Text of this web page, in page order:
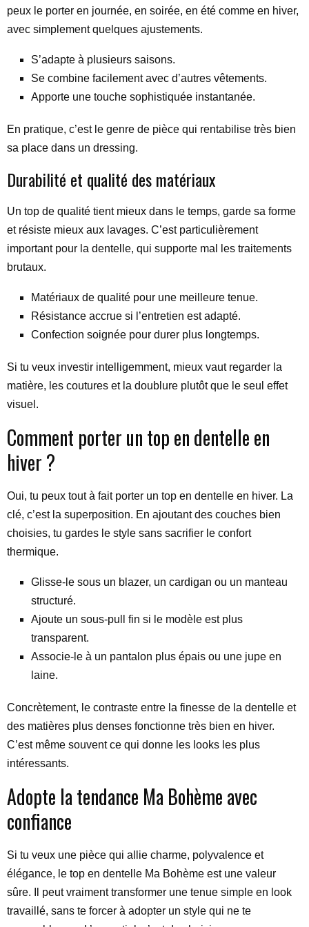
peux le porter en journée, en soirée, en été comme en hiver,
avec simplement quelques ajustements.
S’adapte à plusieurs saisons.
Se combine facilement avec d’autres vêtements.
Apporte une touche sophistiquée instantanée.
En pratique, c’est le genre de pièce qui rentabilise très bien
sa place dans un dressing.
Durabilité et qualité des matériaux
Un top de qualité tient mieux dans le temps, garde sa forme
et résiste mieux aux lavages. C’est particulièrement
important pour la dentelle, qui supporte mal les traitements
brutaux.
Matériaux de qualité pour une meilleure tenue.
Résistance accrue si l’entretien est adapté.
Confection soignée pour durer plus longtemps.
Si tu veux investir intelligemment, mieux vaut regarder la
matière, les coutures et la doublure plutôt que le seul effet
visuel.
Comment porter un top en dentelle en
hiver ?
Oui, tu peux tout à fait porter un top en dentelle en hiver. La
clé, c’est la superposition. En ajoutant des couches bien
choisies, tu gardes le style sans sacrifier le confort
thermique.
Glisse-le sous un blazer, un cardigan ou un manteau
structuré.
Ajoute un sous-pull fin si le modèle est plus
transparent.
Associe-le à un pantalon plus épais ou une jupe en
laine.
Concrètement, le contraste entre la finesse de la dentelle et
des matières plus denses fonctionne très bien en hiver.
C’est même souvent ce qui donne les looks les plus
intéressants.
Adopte la tendance Ma Bohème avec
confiance
Si tu veux une pièce qui allie charme, polyvalence et
élégance, le top en dentelle Ma Bohème est une valeur
sûre. Il peut vraiment transformer une tenue simple en look
travaillé, sans te forcer à adopter un style qui ne te